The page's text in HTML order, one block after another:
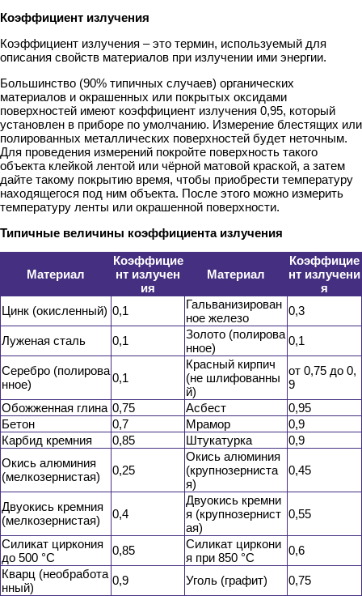
Коэффициент излучения
Коэффициент излучения – это термин, используемый для
описания свойств материалов при излучении ими энергии.
Большинство (90% типичных случаев) органических
материалов и окрашенных или покрытых оксидами
поверхностей имеют коэффициент излучения 0,95, который
установлен в приборе по умолчанию. Измерение блестящих или
полированных металлических поверхностей будет неточным.
Для проведения измерений покройте поверхность такого
объекта клейкой лентой или чёрной матовой краской, а затем
дайте такому покрытию время, чтобы приобрести температуру
находящегося под ним объекта. После этого можно измерить
температуру ленты или окрашенной поверхности.
Типичные величины коэффициента излучения
Материал
Коэффицие
нт излучен
ия
Материал
Коэффицие
нт излучени
я
Цинк (окисленный) 0,1
Гальванизирован
ное железо
0,3
Луженая сталь 0,1
Золото (полирова
нное)
0,1
Серебро (полирова
нное)
0,1
Красный кирпич
(не шлифованны
й)
от 0,75 до 0,
9
Обожженная глина 0,75 Асбест
0,95
Бетон
0,7 Мрамор
0,9
Карбид кремния
0,85 Штукатурка
0,9
Окись алюминия
(мелкозернистая)
0,25
Окись алюминия
(крупнозерниста
я)
0,45
Двуокись кремния
(мелкозернистая)
0,4
Двуокись кремни
я (крупнозернист
ая)
0,55
Силикат циркония
до 500 °С
0,85
Силикат циркони
я при 850 °С
0,6
Кварц (необработа
нный)
0,9 Уголь (графит) 0,75